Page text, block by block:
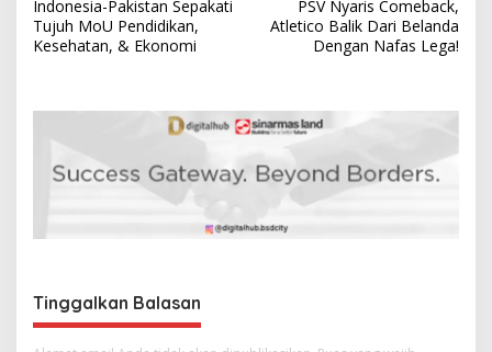
a
v
g
p
s
Indonesia-Pakistan Sepakati
Tujuh MoU Pendidikan,
Kesehatan, & Ekonomi
PSV Nyaris Comeback,
Atletico Balik Dari Belanda
Dengan Nafas Lega!
Tinggalkan Balasan